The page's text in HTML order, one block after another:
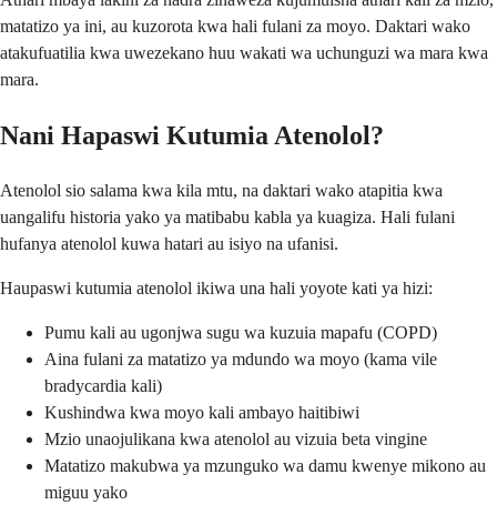
matatizo ya ini, au kuzorota kwa hali fulani za moyo. Daktari wako
atakufuatilia kwa uwezekano huu wakati wa uchunguzi wa mara kwa
mara.
Nani Hapaswi Kutumia Atenolol?
Atenolol sio salama kwa kila mtu, na daktari wako atapitia kwa
uangalifu historia yako ya matibabu kabla ya kuagiza. Hali fulani
hufanya atenolol kuwa hatari au isiyo na ufanisi.
Haupaswi kutumia atenolol ikiwa una hali yoyote kati ya hizi:
Pumu kali au ugonjwa sugu wa kuzuia mapafu (COPD)
Aina fulani za matatizo ya mdundo wa moyo (kama vile
bradycardia kali)
Kushindwa kwa moyo kali ambayo haitibiwi
Mzio unaojulikana kwa atenolol au vizuia beta vingine
Matatizo makubwa ya mzunguko wa damu kwenye mikono au
miguu yako